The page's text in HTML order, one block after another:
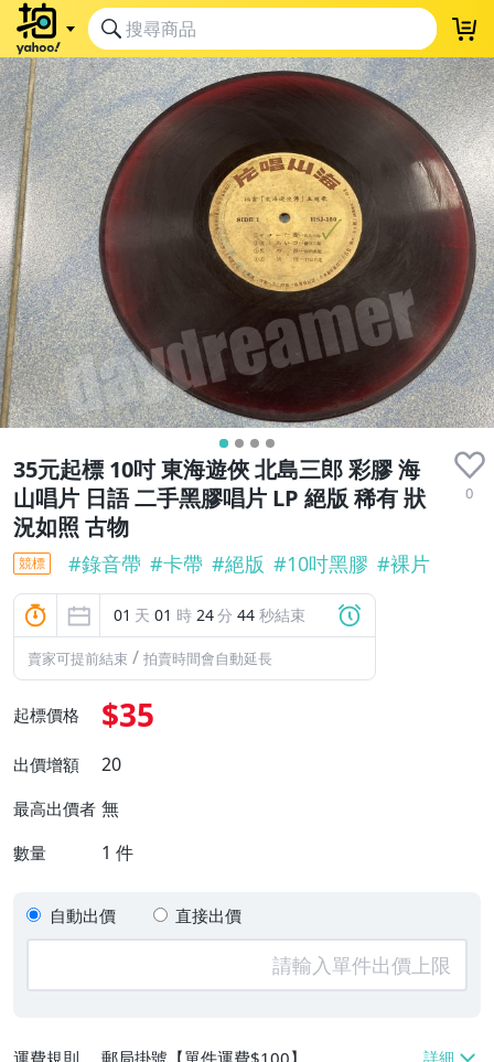
35元起標 10吋 東海遊俠 北島三郎 彩膠 海
山唱片 日語 二手黑膠唱片 LP 絕版 稀有 狀
況如照 古物
0
競標 #錄音帶 #卡帶 #絕版 #10吋黑膠 #裸片
01 天 01 時 24分 43 秒結束
賣家可提前結束 / 拍賣時間會自動延長
起標價格 $35
出價增額 20
最高出價者 無
數量 1 件
自動出價 直接出價
運費規則
郵局掛號【單件運費$100】